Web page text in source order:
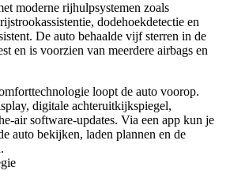
moderne rijhulpsystemen zoals
dodehoekdetectie en
De auto behaalde vijf sterren in de
en is voorzien van meerdere airbags en
loopt de auto voorop.
digitale achteruitkijkspiegel,
air software-updates. Via een app kun je
auto bekijken, laden plannen en de